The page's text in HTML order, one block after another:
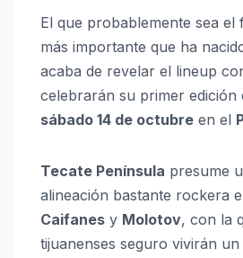
El que probablemente sea el
más importante que ha
acaba de revelar el lineup
celebrarán su primer edición
sábado 14 de octubre en el
Tecate Península presume
alineación bastante rockera
Caifanes y Molotov, con la
tijuanenses seguro vivirán